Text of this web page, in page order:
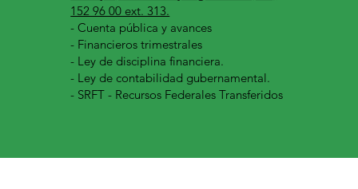
152 96 00 ext. 313.
-Cuenta pública y avances
- Financieros trimestrales
- Ley de disciplina financiera.
- Ley de contabilidad gubernamental.
- SRFT - Recursos Federales Transferidos